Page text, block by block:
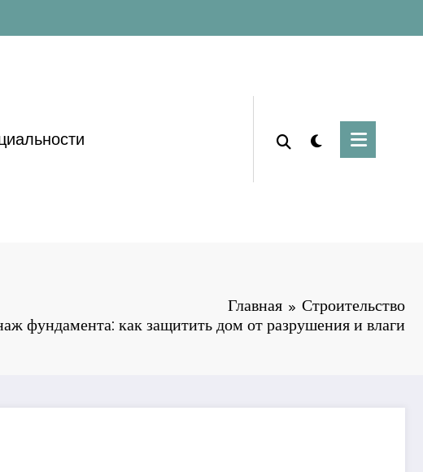
Главная
Строительство
фундамента: как защитить дом от разрушения и влаги